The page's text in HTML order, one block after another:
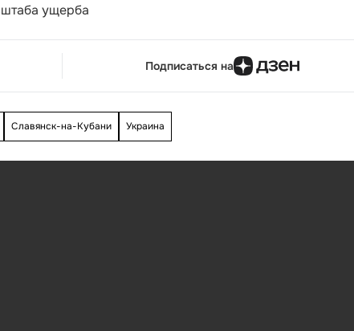
ущерба
Подписаться на
Славянск-на-Кубани Украина